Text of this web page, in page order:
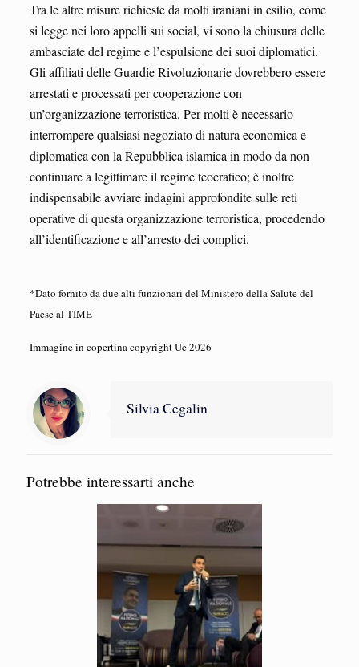
Tra le altre misure richieste da molti iraniani in esilio, come
si legge nei loro appelli sui social, vi sono la chiusura delle
ambasciate del regime e l’espulsione dei suoi diplomatici.
Gli affiliati delle Guardie Rivoluzionarie dovrebbero essere
arrestati e processati per cooperazione con
un’organizzazione terroristica. Per molti è necessario
interrompere qualsiasi negoziato di natura economica e
diplomatica con la Repubblica islamica in modo da non
continuare a legittimare il regime teocratico; è inoltre
indispensabile avviare indagini approfondite sulle reti
operative di questa organizzazione terroristica, procedendo
all’identificazione e all’arresto dei complici.
*Dato fornito da due alti funzionari del Ministero della Salute del
Paese al TIME
Immagine in copertina copyright Ue 2026
Silvia Cegalin
Potrebbe interessarti anche